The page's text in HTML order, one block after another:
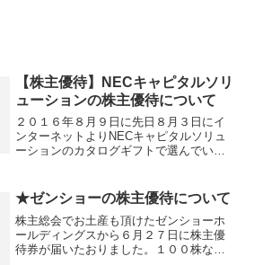
【株主優待】NECキャピタルソリ
ューションの株主優待について
２０１６年８月９日に先日８月３日にイ
ンターネットよりNECキャピタルソリュ
ーションのカタログギフトで選んでいた
くとは早いですね選んだのはカレー４食
セットです。チキンカレ...
★ゼンショーの株主優待について
株主総会でお土産も頂けたゼンショーホ
ールディングスから６月２７日に株主優
待券が届いたおりました。１００株なの